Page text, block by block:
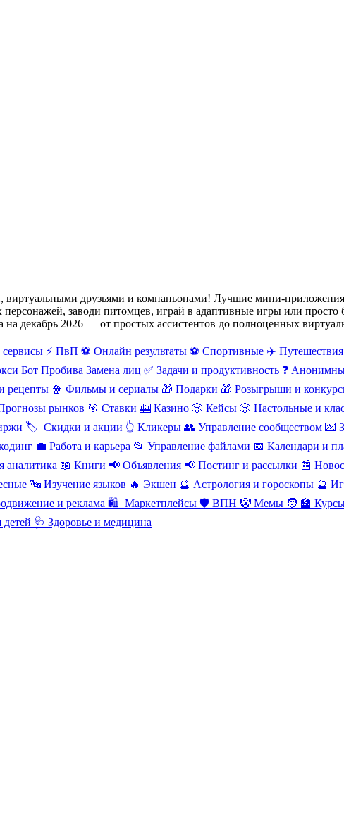
друзьями и компаньонами! Лучшие мини-
персонажей, заводи питомцев, играй в адаптивные игры или
декабрь 2026 — от простых ассистентов до полноценных
⚡ ПвП ⚽ Онлайн результаты ⚽ Спортивные ✈️
Бот Пробива Замена лиц ✅ Задачи и продуктивность ❓
рецепты 🍿 Фильмы и сериалы 🎁 Подарки 🎁 Розыгрыши и
рынков 🎯 Ставки 🎰 Казино 🎲 Кейсы 🎲 Настольные и
🏷 ️ Скидки и акции 👆 Кликеры 👥 Управление сообществом 💌
💼 Работа и карьера 📂 Управление файлами 📅 Календари и
аналитика 📖 Книги 📢 Объявления 📢 Постинг и рассылки 📰
🔤 Изучение языков 🔥 Экшен 🔮 Астрология и гороскопы 🔮
и реклама 🛍 ️ Маркетплейсы 🛡 ️ВПН 🤡 Мемы 🧑 ‍🏫
детей 🩺 Здоровье и медицина